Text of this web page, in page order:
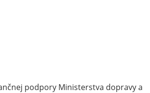
podpory Ministerstva dopravy a